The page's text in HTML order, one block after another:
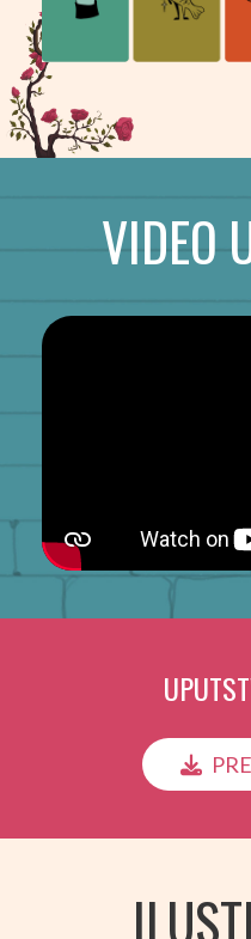
VIDEO